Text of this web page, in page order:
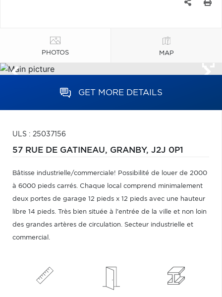
PHOTOS MAP
GET MORE DETAILS
ULS : 25037156
57 RUE DE GATINEAU, GRANBY, J2J 0P1
Bâtisse industrielle/commerciale! Possibilité de louer de 2000
à 6000 pieds carrés. Chaque local comprend minimalement
deux portes de garage 12 pieds x 12 pieds avec une hauteur
libre 14 pieds. Très bien située à l'entrée de la ville et non loin
des grandes artères de circulation. Secteur industrielle et
commercial.